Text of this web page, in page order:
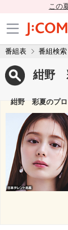
この
番組表 番組検索
紺野
紺野 彩夏のプロ